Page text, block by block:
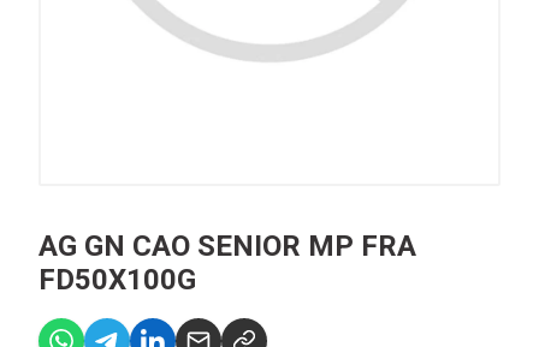
AG GN CAO SENIOR MP FRA
FD50X100G